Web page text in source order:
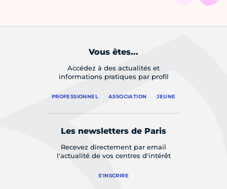
Vous êtes...
Accédez à des actualités et
informations pratiques par profil
PROFESSIONNEL ASSOCIATION JEUNE
Les newsletters de Paris
Recevez directement par email
l'actualité de vos centres d'intérêt
S'INSCRIRE